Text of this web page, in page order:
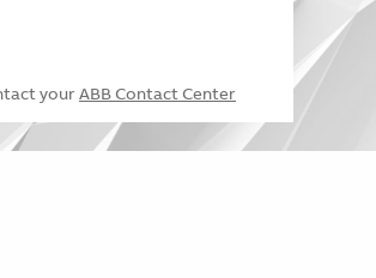
your ABB Contact Center